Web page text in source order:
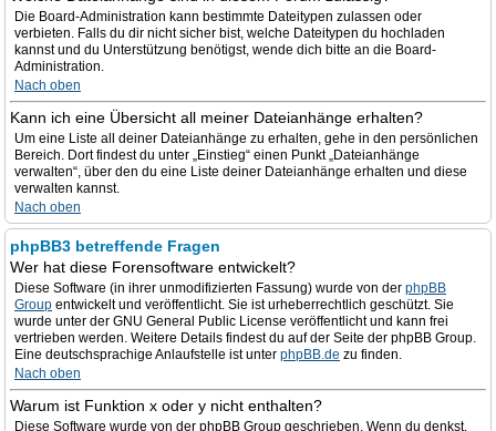
Die Board-Administration kann bestimmte Dateitypen zulassen oder
verbieten. Falls du dir nicht sicher bist, welche Dateitypen du hochladen
kannst und du Unterstützung benötigst, wende dich bitte an die Board-
Administration.
Nach oben
Kann ich eine Übersicht all meiner Dateianhänge erhalten?
Um eine Liste all deiner Dateianhänge zu erhalten, gehe in den persönlichen
Bereich. Dort findest du unter „Einstieg“ einen Punkt „Dateianhänge
verwalten“, über den du eine Liste deiner Dateianhänge erhalten und diese
verwalten kannst.
Nach oben
phpBB3 betreffende Fragen
Wer hat diese Forensoftware entwickelt?
Diese Software (in ihrer unmodifizierten Fassung) wurde von der phpBB
Group entwickelt und veröffentlicht. Sie ist urheberrechtlich geschützt. Sie
wurde unter der GNU General Public License veröffentlicht und kann frei
vertrieben werden. Weitere Details findest du auf der Seite der phpBB Group.
Eine deutschsprachige Anlaufstelle ist unter phpBB.de zu finden.
Nach oben
Warum ist Funktion x oder y nicht enthalten?
Diese Software wurde von der phpBB Group geschrieben. Wenn du denkst,